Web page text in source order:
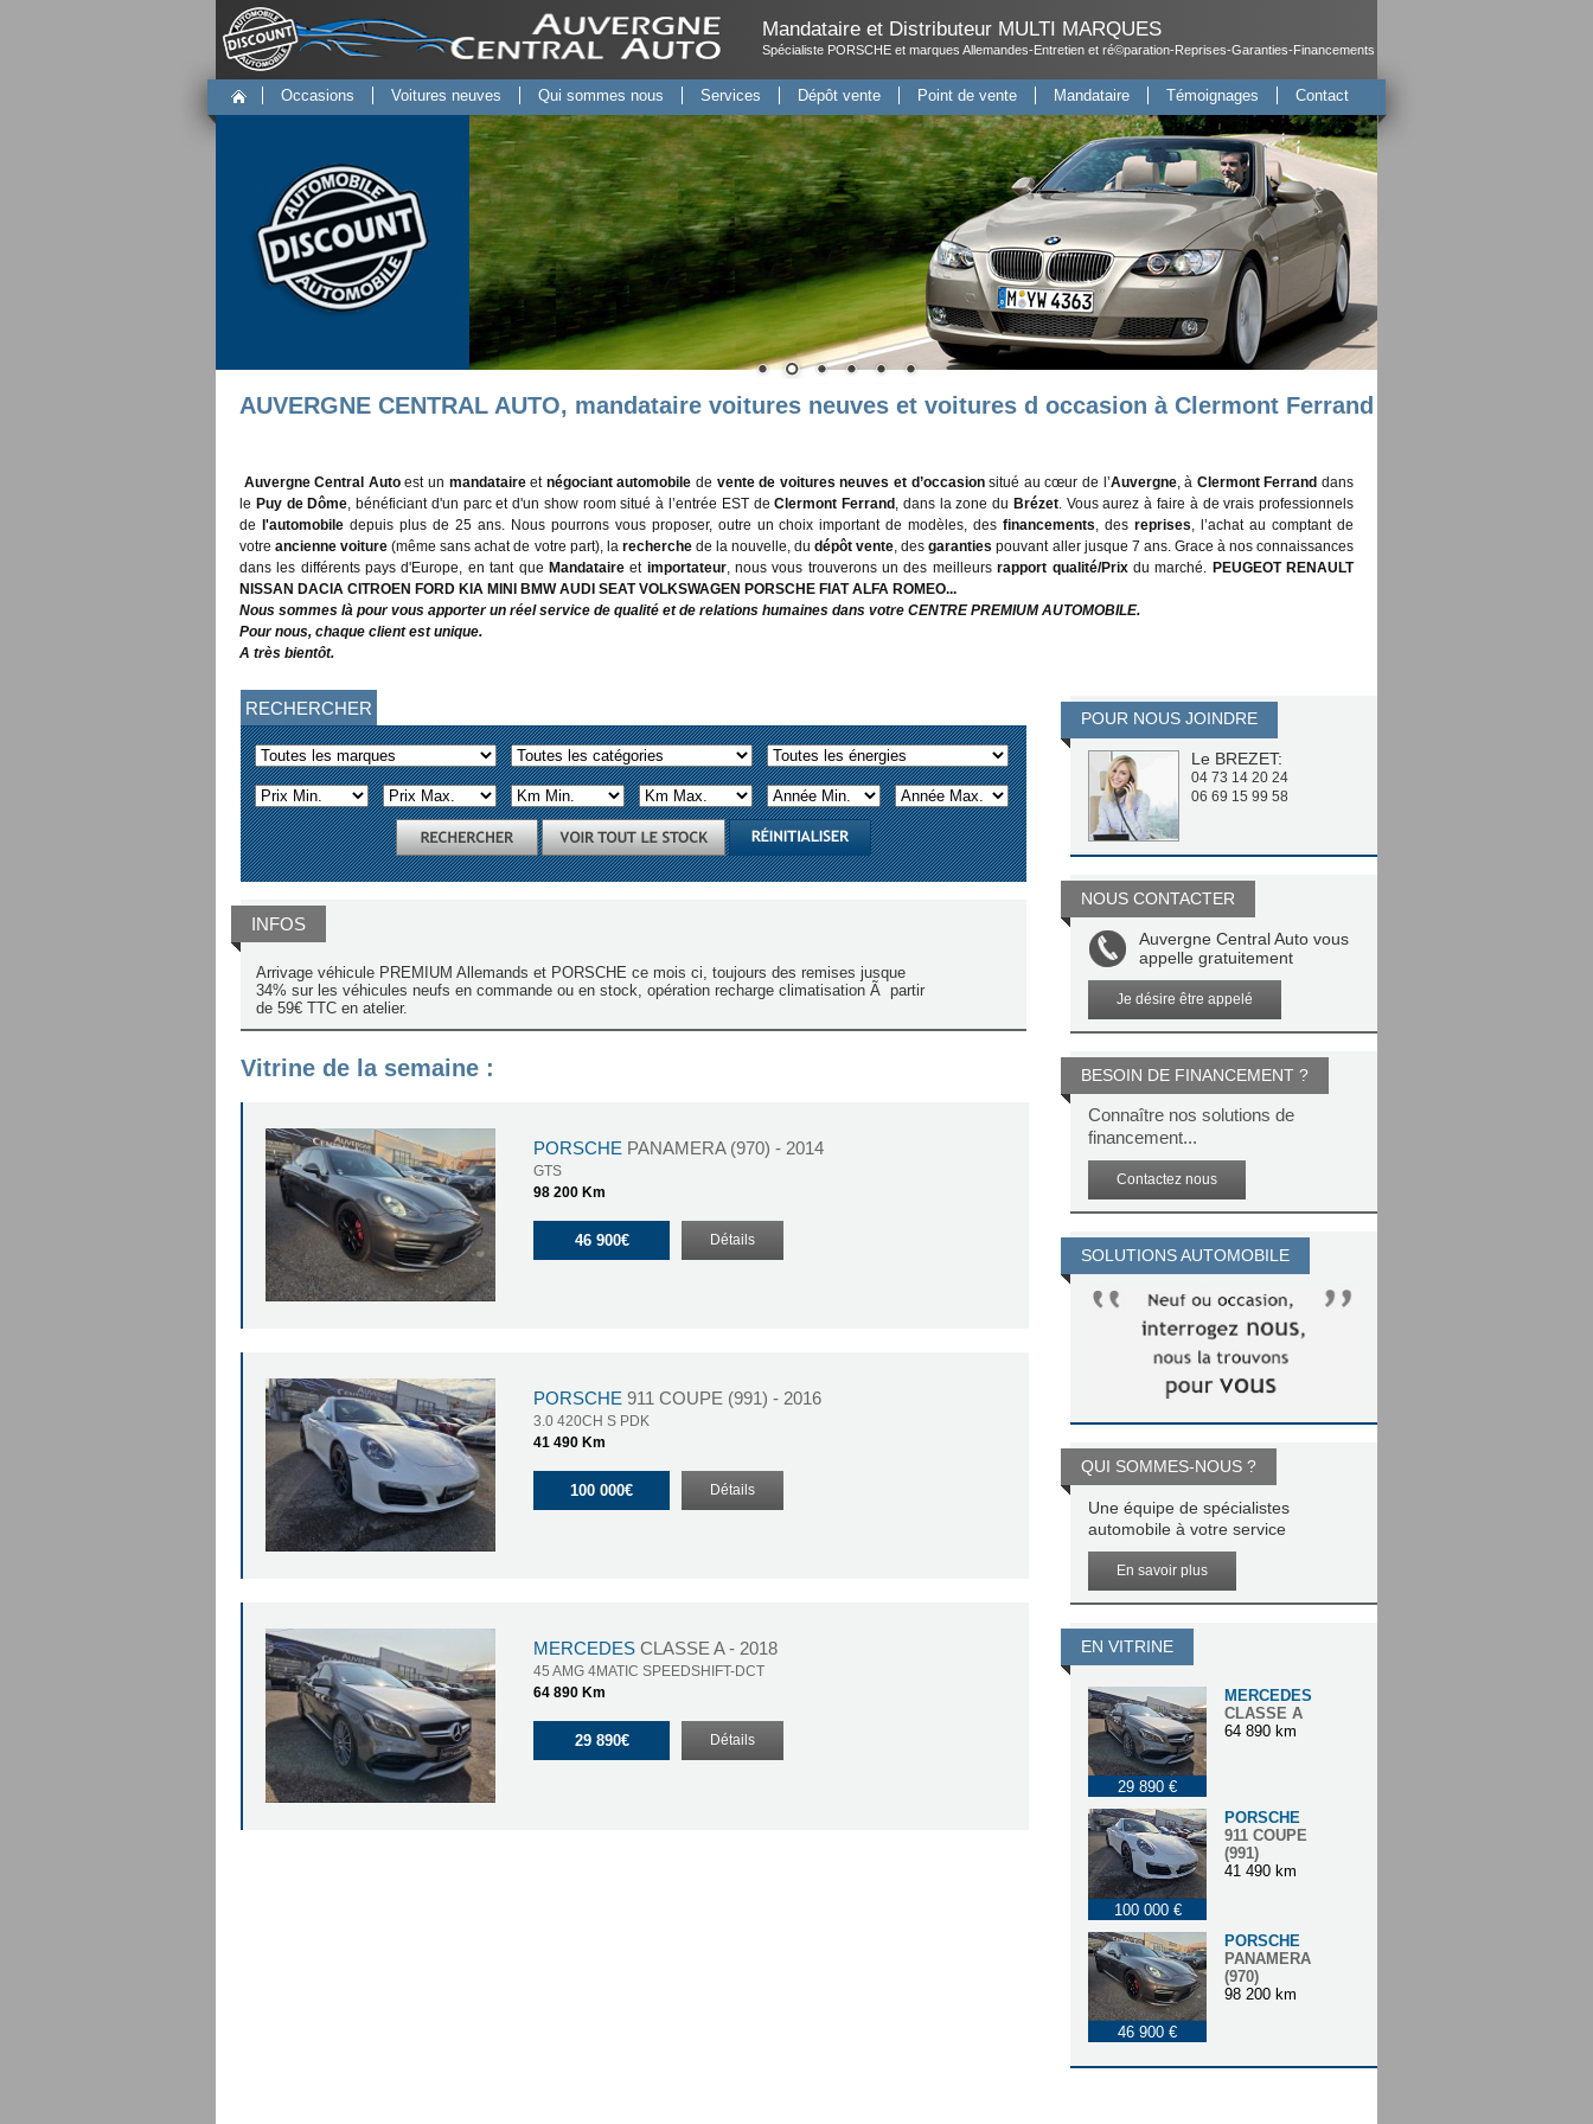
Mandataire et Distributeur MULTI MARQUES
Spécialiste PORSCHE et marques Allemandes-Entretien et ré©paration-Reprises-Garanties-Financements
Occasions Voitures neuves Qui sommes nous Services Dépôt vente Point de vente Mandataire Témoignages Contact
AUVERGNE CENTRAL AUTO, mandataire voitures neuves et voitures d occasion à Clermont Ferrand
Auvergne Central Autoest un mandataireet négociant automobile de vente de voitures neuves et d’occasionsitué au cœur de l’Auvergne, à Clermont Ferrand dans
le Puy de Dôme, bénéficiant d'un parc et d'un show room situé à l’entrée EST deClermont Ferrand , dans la zone du Brézet. Vous aurez à faire à de vrais professionnels
de l'automobile depuis plus de 25 ans. Nous pourrons vous proposer, outre un choix important de modèles, desfinancements, desreprises, l’achat au comptant de
votreancienne voiture (même sans achat de votre part), la recherchede la nouvelle, dudépôt vente, desgarantiespouvant aller jusque 7 ans. Grace à nos connaissances
dans les différents pays d'Europe, en tant que Mandataireet importateur, nous vous trouverons un des meilleursrapport qualité/Prixdu marché. PEUGEOT RENAULT
NISSAN DACIA CITROEN FORD KIA MINI BMW AUDI SEAT VOLKSWAGEN PORSCHE FIAT ALFA ROMEO...
Nous sommes là pour vous apporter un réel service de qualité et de relations humaines dans votre CENTRE PREMIUM AUTOMOBILE.
Pour nous, chaque client est unique.
A très bientôt.
RECHERCHER
INFOS
Arrivage véhicule PREMIUM Allemands et PORSCHE ce mois ci, toujours des remises jusque
34% sur les véhicules neufs en commande ou en stock, opération recharge climatisation Ã partir
de 59€ TTC en atelier.
Vitrine de la semaine :
PORSCHE PANAMERA (970) - 2014
GTS
98 200 Km
46 900€ Détails
PORSCHE 911 COUPE (991) - 2016
3.0 420CH S PDK
41 490 Km
100 000€ Détails
MERCEDES CLASSE A - 2018
45 AMG 4MATIC SPEEDSHIFT-DCT
64 890 Km
29 890€ Détails
POUR NOUS JOINDRE
Le BREZET:
04 73 14 20 24
06 69 15 99 58
NOUS CONTACTER
Auvergne Central Auto vous
appelle gratuitement
Je désire être appelé
BESOIN DE FINANCEMENT ?
Connaître nos solutions de
financement...
Contactez nous
SOLUTIONS AUTOMOBILE
QUI SOMMES-NOUS ?
Une équipe de spécialistes
automobile à votre service
En savoir plus
EN VITRINE
29 890 €
MERCEDES
CLASSE A
64 890 km
100 000 €
PORSCHE
911 COUPE
(991)
41 490 km
46 900 €
PORSCHE
PANAMERA
(970)
98 200 km